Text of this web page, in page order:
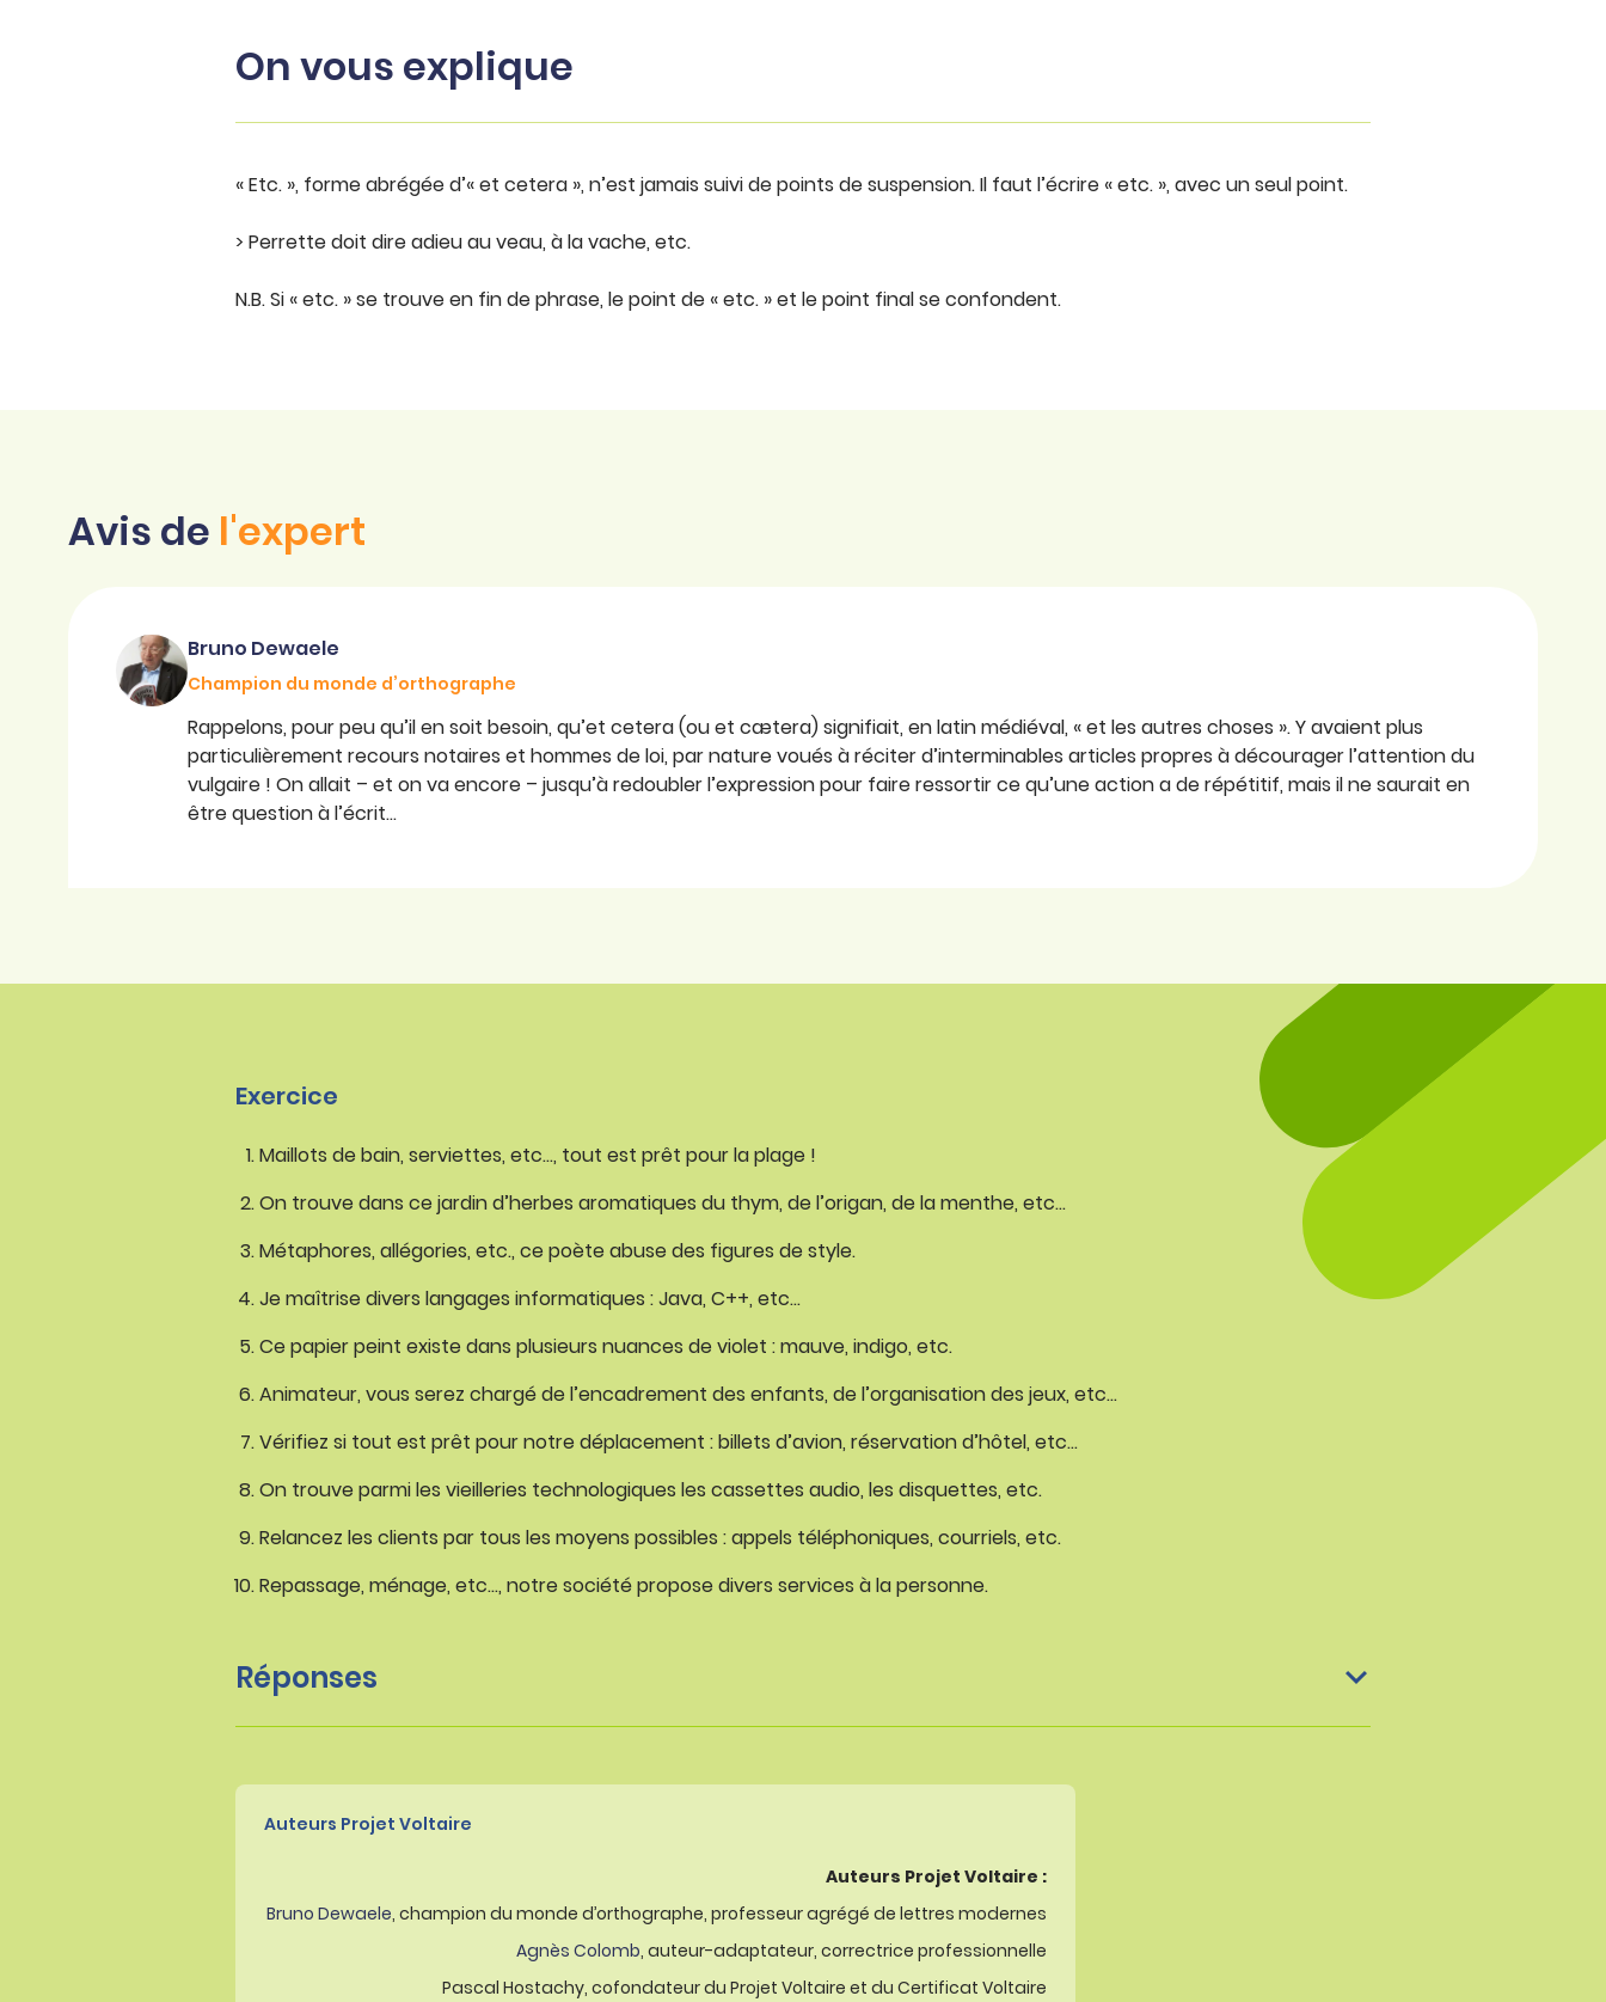
On vous explique
« Etc. », forme abrégée d’« et cetera », n’est jamais suivi de points de suspension. Il faut l’écrire « etc. », avec un seul point.
> Perrette doit dire adieu au veau, à la vache, etc.
N.B. Si « etc. » se trouve en fin de phrase, le point de « etc. » et le point final se confondent.
Avis de l'expert
Bruno Dewaele
Champion du monde d’orthographe
Rappelons, pour peu qu’il en soit besoin, qu’et cetera (ou et cætera) signifiait, en latin médiéval, « et les autres choses ». Y avaient plus
particulièrement recours notaires et hommes de loi, par nature voués à réciter d’interminables articles propres à décourager l’attention du
vulgaire ! On allait – et on va encore – jusqu’à redoubler l’expression pour faire ressortir ce qu’une action a de répétitif, mais il ne saurait en
être question à l’écrit…
Exercice
Maillots de bain, serviettes, etc…, tout est prêt pour la plage !
On trouve dans ce jardin d’herbes aromatiques du thym, de l’origan, de la menthe, etc…
Métaphores, allégories, etc., ce poète abuse des figures de style.
Je maîtrise divers langages informatiques : Java, C++, etc…
Ce papier peint existe dans plusieurs nuances de violet : mauve, indigo, etc.
Animateur, vous serez chargé de l’encadrement des enfants, de l’organisation des jeux, etc…
Vérifiez si tout est prêt pour notre déplacement : billets d’avion, réservation d’hôtel, etc…
On trouve parmi les vieilleries technologiques les cassettes audio, les disquettes, etc.
Relancez les clients par tous les moyens possibles : appels téléphoniques, courriels, etc.
Repassage, ménage, etc…, notre société propose divers services à la personne.
Réponses
Auteurs Projet Voltaire
Auteurs Projet Voltaire :
Bruno Dewaele, champion du monde d’orthographe, professeur agrégé de lettres modernes
Agnès Colomb, auteur-adaptateur, correctrice professionnelle
Pascal Hostachy, cofondateur du Projet Voltaire et du Certificat Voltaire